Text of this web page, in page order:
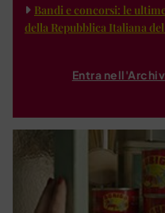
Bandi e concorsi: le
della Repubblica Italiana
Entra